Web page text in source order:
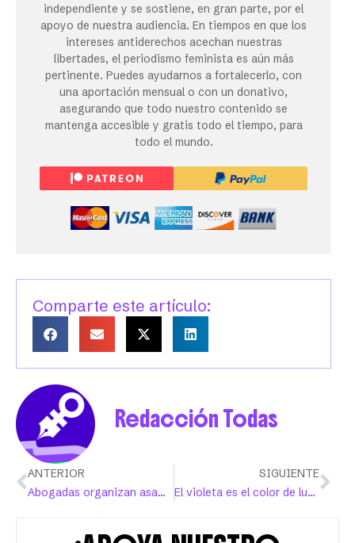
independiente y se sostiene, en gran parte, por el
apoyo de nuestra audiencia. En tiempos en que los
intereses antiderechos acechan nuestras
libertades, el periodismo feminista es aún más
pertinente. Puedes ayudarnos a fortalecerlo, con
una aportación mensual o con un donativo,
asegurando que todo nuestro contenido se
mantenga accesible y gratis todo el tiempo, para
todo el mundo.
Comparte este artículo:
Redacción Todas
ANTERIOR
Abogadas organizan asamblea en busca de equidad en su profesión
SIGUIENTE
El violeta es el color de lucha de las mujeres